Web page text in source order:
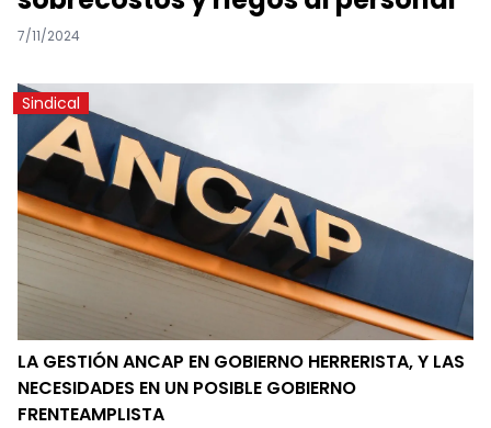
7/11/2024
Sindical
LA GESTIÓN ANCAP EN GOBIERNO HERRERISTA, Y LAS
NECESIDADES EN UN POSIBLE GOBIERNO
FRENTEAMPLISTA